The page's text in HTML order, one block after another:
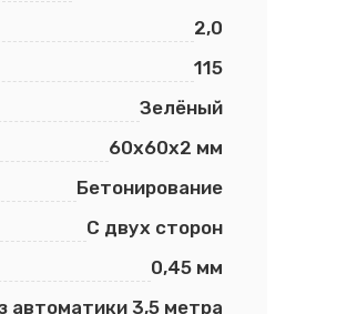
2,0
115
Зелёный
60х60х2 мм
Бетонирование
С двух сторон
0,45 мм
автоматики 3,5 метра